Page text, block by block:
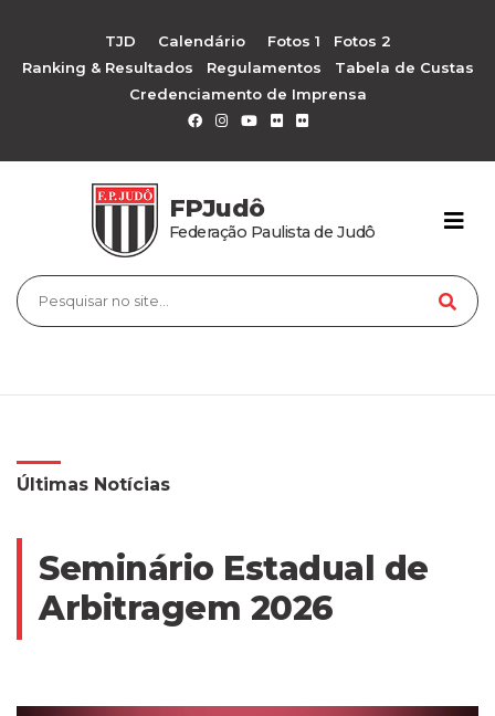
TJD Calendário Fotos 1
Fotos 2
Ranking & Resultados
Regulamentos
Tabela de Custas
Credenciamento de Imprensa
FPJudô
Federação Paulista de Judô
Últimas Notícias
Seminário Estadual de
Arbitragem 2026